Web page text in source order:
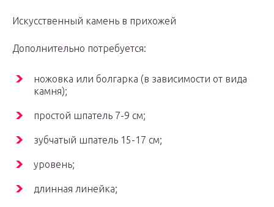
Искусственный камень в прихожей
Дополнительно потребуется:
ножовка или болгарка (в зависимости от вида
камня);
простой шпатель 7-9 см;
зубчатый шпатель 15-17 см;
уровень;
длинная линейка;